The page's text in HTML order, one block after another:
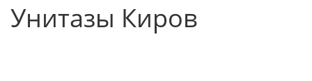
Унитазы Киров